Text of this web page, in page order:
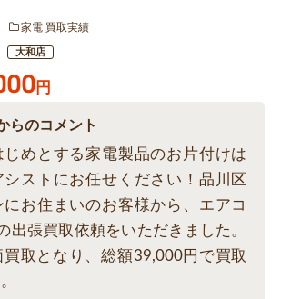
家電 買取実績
大和店
円
らのコメント
じめとする家電製品のお片付けは
シストにお任せください！品川区
お住まいのお客様から、エアコ
出張買取依頼をいただきました。
買取となり、総額39,000円で買取